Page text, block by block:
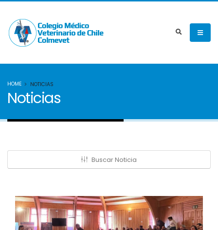
HOME NOTICIAS
Noticias
Buscar Noticia